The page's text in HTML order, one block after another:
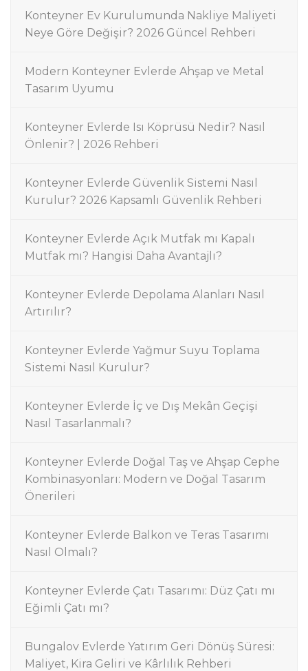
Konteyner Ev Kurulumunda Nakliye Maliyeti
Neye Göre Değişir? 2026 Güncel Rehberi
Modern Konteyner Evlerde Ahşap ve Metal
Tasarım Uyumu
Konteyner Evlerde Isı Köprüsü Nedir? Nasıl
Önlenir? | 2026 Rehberi
Konteyner Evlerde Güvenlik Sistemi Nasıl
Kurulur? 2026 Kapsamlı Güvenlik Rehberi
Konteyner Evlerde Açık Mutfak mı Kapalı
Mutfak mı? Hangisi Daha Avantajlı?
Konteyner Evlerde Depolama Alanları Nasıl
Artırılır?
Konteyner Evlerde Yağmur Suyu Toplama
Sistemi Nasıl Kurulur?
Konteyner Evlerde İç ve Dış Mekân Geçişi
Nasıl Tasarlanmalı?
Konteyner Evlerde Doğal Taş ve Ahşap Cephe
Kombinasyonları: Modern ve Doğal Tasarım
Önerileri
Konteyner Evlerde Balkon ve Teras Tasarımı
Nasıl Olmalı?
Konteyner Evlerde Çatı Tasarımı: Düz Çatı mı
Eğimli Çatı mı?
Bungalov Evlerde Yatırım Geri Dönüş Süresi:
Maliyet, Kira Geliri ve Kârlılık Rehberi